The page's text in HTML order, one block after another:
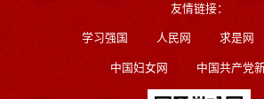
友情链接：
学习强国 人民网 求是网
中国妇女网 中国共产党